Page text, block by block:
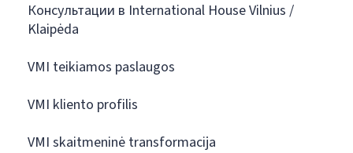
Консультации в International House Vilnius /
Klaipėda
VMI teikiamos paslaugos
VMI kliento profilis
VMI skaitmeninė transformacija